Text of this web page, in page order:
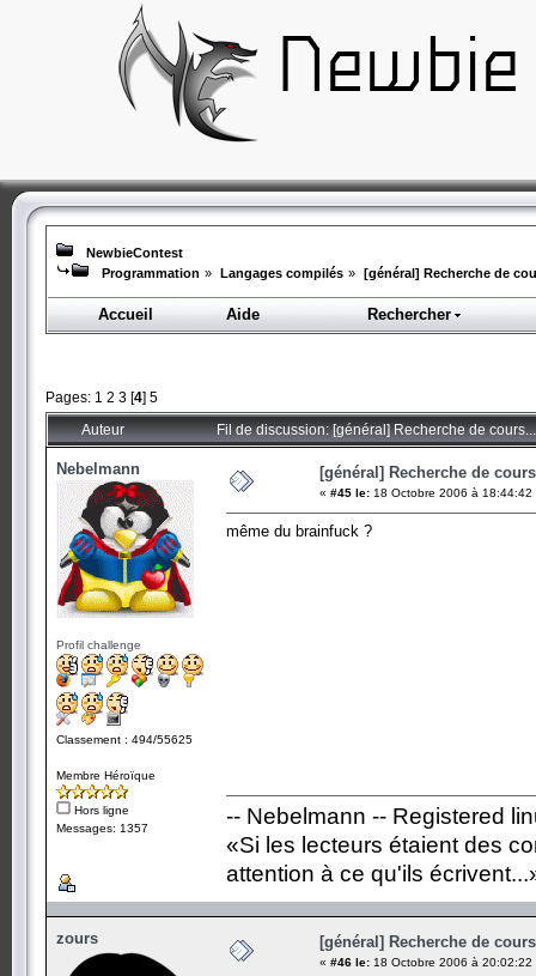
NewbieContest
Programmation » Langages compilés » [général] Recherche de
Accueil Aide Rechercher
Pages: 1 2 3 [4] 5
Auteur Fil de discussion: [général] Recherche de
Nebelmann
Profil challenge
Classement : 494/55625
Membre Héroïque
Hors ligne
Messages: 1357
[général] Recherche de
« #45 le: 18 Octobre 2006 à 18:44:42
même du brainfuck ?
-- Nebelmann -- Registered
«Si les lecteurs étaient des
attention à ce qu'ils
zours [général] Recherche de
« #46 le: 18 Octobre 2006 à 20:02:22